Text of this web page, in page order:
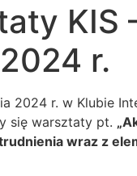
KIS
r.
2024 r. w Klubie
się warsztaty pt.
wraz z